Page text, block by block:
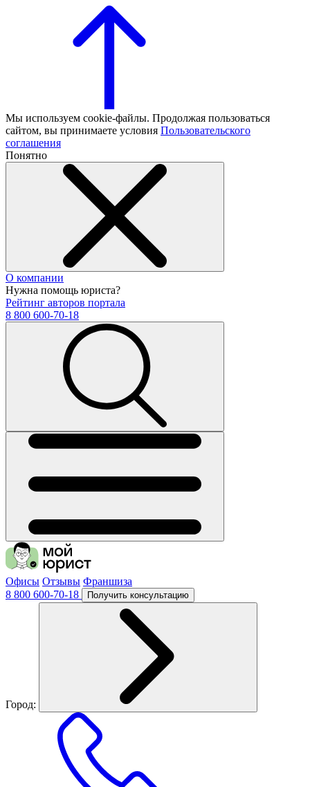
Мы используем cookie-файлы. Продолжая пользоваться
сайтом, вы принимаете условия Пользовательского
соглашения
Понятно
О компании
Нужна помощь юриста?
Рейтинг авторов портала
8 800 600-70-18
Офисы Отзывы Франшиза
8 800 600-70-18
Получить консультацию
Город: